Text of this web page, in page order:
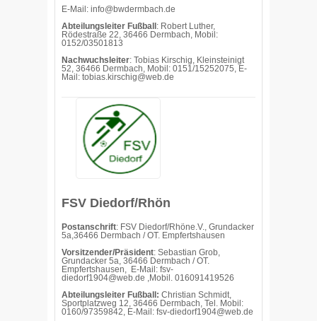
E-Mail: info@bwdermbach.de
Abteilungsleiter Fußball : Robert Luther,
Rödestraße 22, 36466 Dermbach, Mobil:
0152/03501813
Nachwuchsleiter: Tobias Kirschig, Kleinsteinigt
52, 36466 Dermbach, Mobil: 0151/15252075, E-
Mail: tobias.kirschig@web.de
FSV Diedorf/Rhön
Postanschrift: FSV Diedorf/Rhöne.V., Grundacker
5a,36466 Dermbach / OT. Empfertshausen
Vorsitzender/Präsident: Sebastian Grob,
Grundacker 5a, 36466 Dermbach / OT.
Empfertshausen, E-Mail: fsv-
diedorf1904@web.de ,Mobil. 016091419526
Abteilungsleiter Fußball: Christian Schmidt,
Sportplatzweg 12, 36466 Dermbach, Tel. Mobil:
0160/97359842, E-Mail: fsv-diedorf1904@web.de